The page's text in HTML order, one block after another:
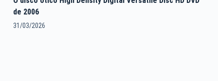
de 2006
31/03/2026